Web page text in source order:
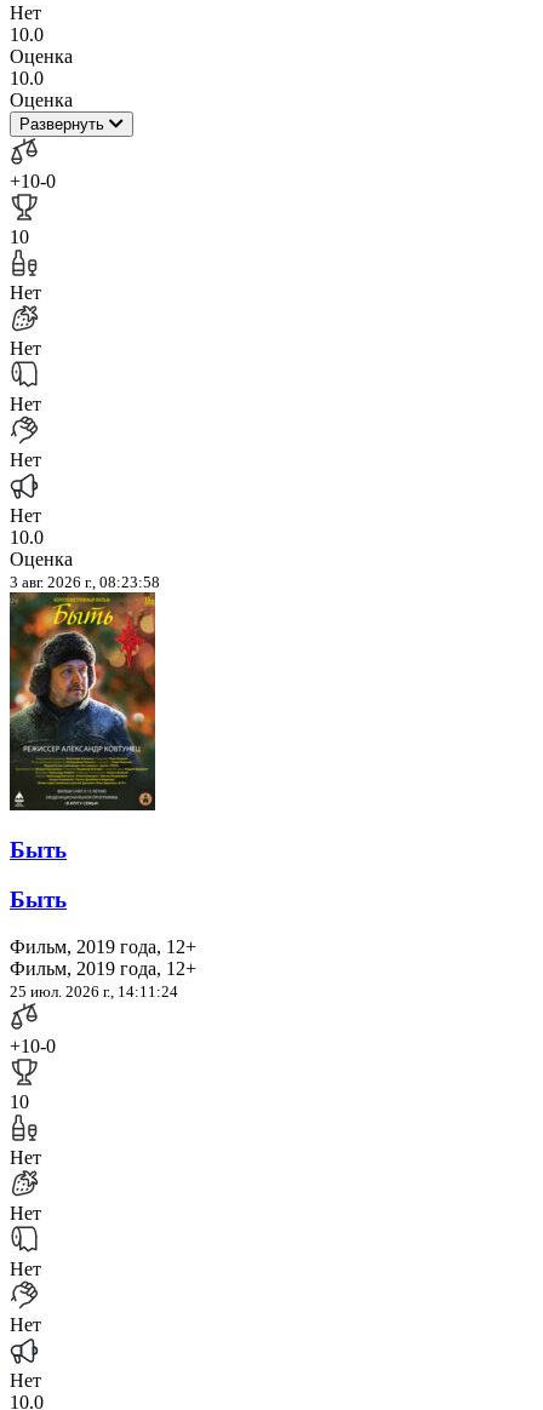
Нет
10.0
Оценка
10.0
Оценка
Развернуть
+10-0
10
Нет
Нет
Нет
Нет
Нет
10.0
Оценка
3 авг. 2026 г., 08:23:58
Быть
Быть
Фильм, 2019 года, 12+
Фильм, 2019 года, 12+
25 июл. 2026 г., 14:11:24
+10-0
10
Нет
Нет
Нет
Нет
Нет
10.0